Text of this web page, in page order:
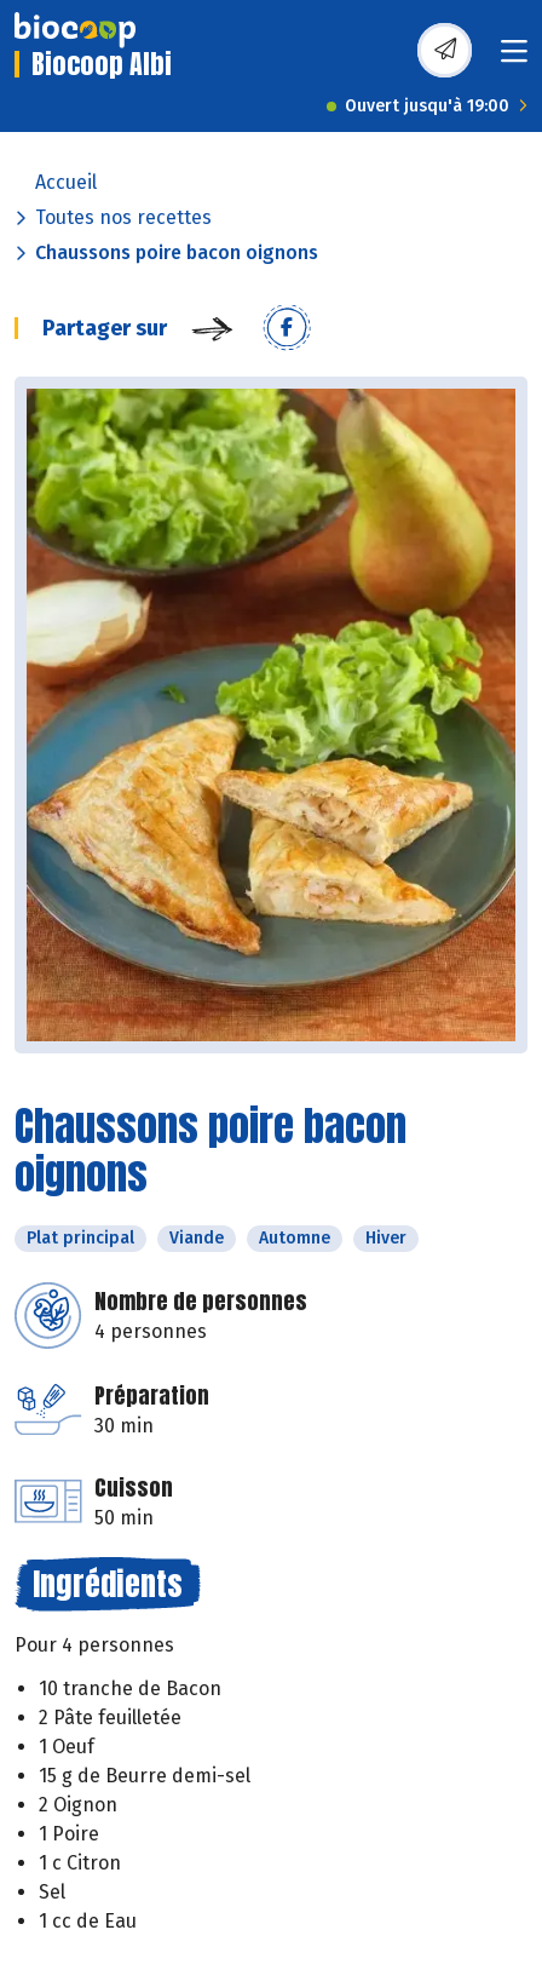
Biocoop Albi
Ouvert jusqu'à 19:00
Accueil
Toutes nos recettes
Chaussons poire bacon oignons
Partager sur
Chaussons poire bacon
oignons
Plat principal Viande Automne Hiver
Nombre de personnes
4 personnes
Préparation
30 min
Cuisson
50 min
Ingrédients
Pour 4 personnes
10 tranche de Bacon
2 Pâte feuilletée
1 Oeuf
15 g de Beurre demi-sel
2 Oignon
1 Poire
1 c Citron
Sel
1 cc de Eau